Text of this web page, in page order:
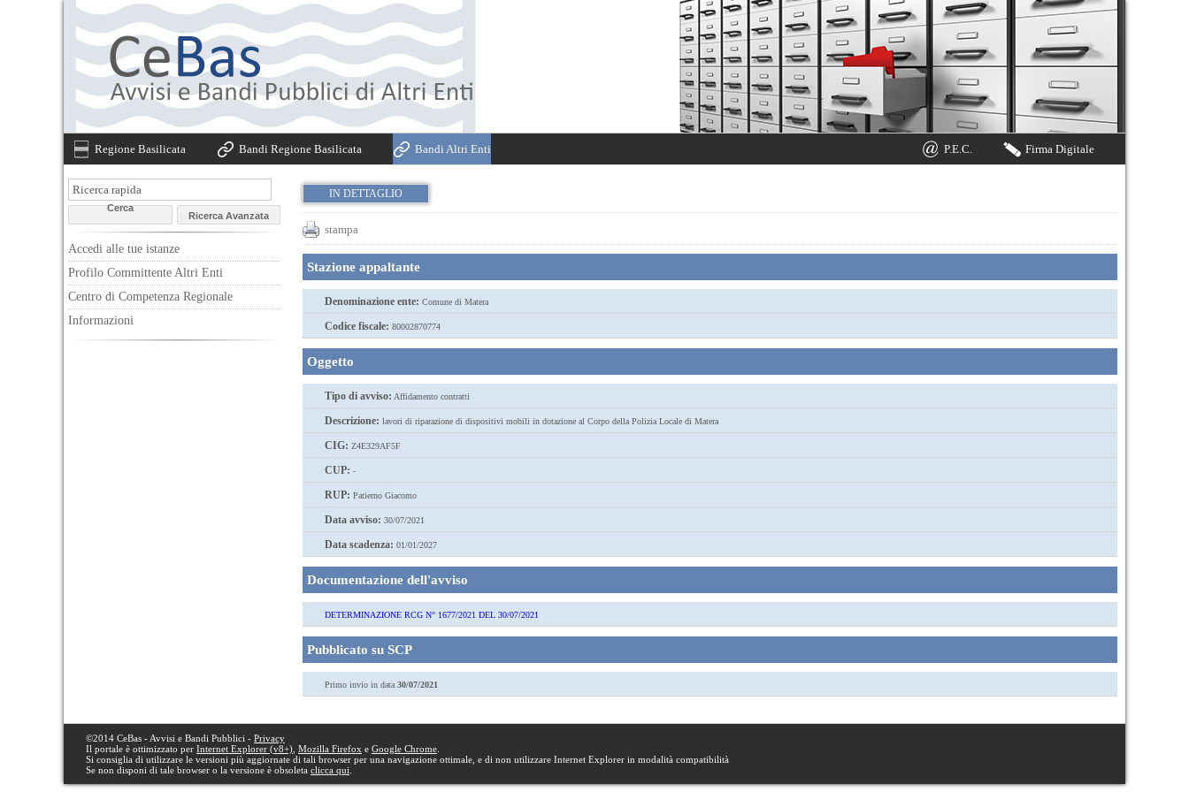
Regione Basilicata Firma Digitale
P.E.C.
Bandi Regione Basilicata Bandi Altri Enti
Accedi alle tue istanze
Profilo Committente Altri Enti
Centro di Competenza Regionale
Informazioni
IN DETTAGLIO
stampa
Stazione appaltante
Denominazione ente: Comune di Matera
Codice fiscale: 80002870774
Oggetto
Tipo di avviso: Affidamento contratti
Descrizione: lavori di riparazione di dispositivi mobili in dotazione al Corpo della Polizia Locale di Matera
CIG: Z4E329AF5F
CUP: -
RUP: Patierno Giacomo
Data avviso: 30/07/2021
Data scadenza: 01/01/2027
Documentazione dell'avviso
DETERMINAZIONE RCG N° 1677/2021 DEL 30/07/2021
Pubblicato su SCP
Primo invio in data 30/07/2021
©2014 CeBas - Avvisi e Bandi Pubblici - Privacy
Il portale è ottimizzato per Internet Explorer (v8+) Mozilla Firefox e Google Chrome
Si consiglia di utilizzare le versioni più aggiornate di tali browser per una navigazione ottimale, e di non utilizzare Internet Explorer in modalità compatibilità
Se non disponi di tale browser o la versione è obsoleta clicca qui